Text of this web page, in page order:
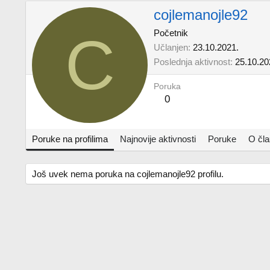
C
cojlemanojle92
Početnik
Učlanjen 23.10.2021.
Poslednja aktivnost
Poruka
0
Poruke na profilima Najnovije aktivnosti Poruke O
Još uvek nema poruka na cojlemanojle92 profilu.